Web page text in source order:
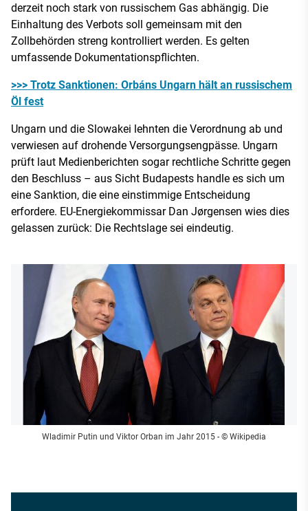
derzeit noch stark von russischem Gas abhängig. Die
Einhaltung des Verbots soll gemeinsam mit den
Zollbehörden streng kontrolliert werden. Es gelten
umfassende Dokumentationspflichten.
>>> Trotz Sanktionen: Orbáns Ungarn hält an russischem
Öl fest
Ungarn und die Slowakei lehnten die Verordnung ab und
verwiesen auf drohende Versorgungsengpässe. Ungarn
prüft laut Medienberichten sogar rechtliche Schritte gegen
den Beschluss – aus Sicht Budapests handle es sich um
eine Sanktion, die eine einstimmige Entscheidung
erfordere. EU-Energiekommissar Dan Jørgensen wies dies
gelassen zurück: Die Rechtslage sei eindeutig.
Wladimir Putin und Viktor Orban im Jahr 2015 - © Wikipedia